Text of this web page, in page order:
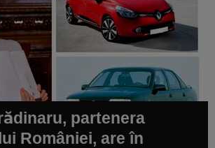
partenera
României, are în